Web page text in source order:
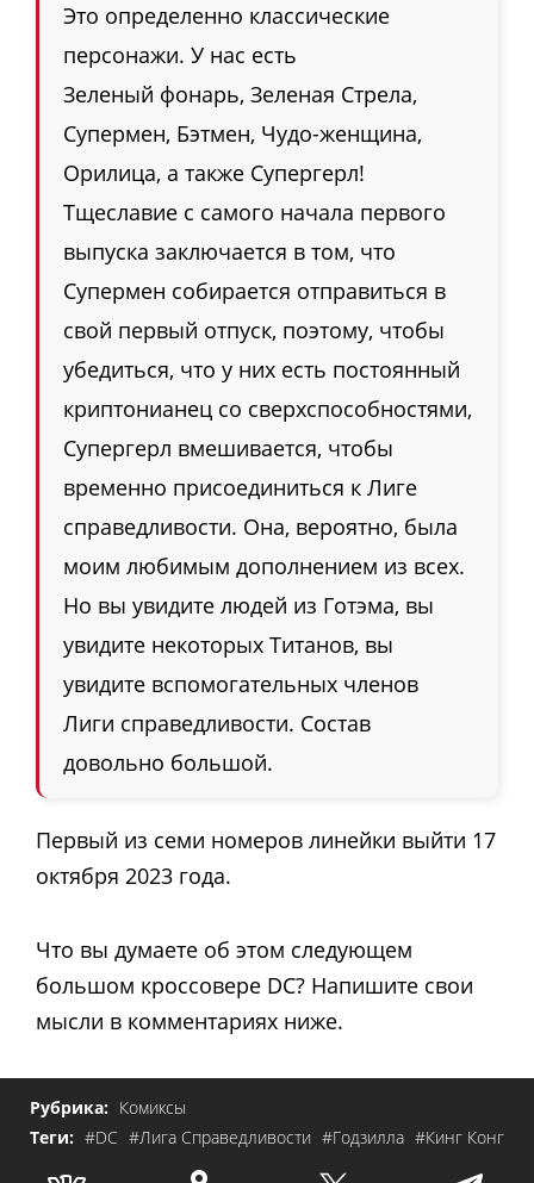
Это определенно классические
персонажи. У нас есть
Зеленый фонарь, Зеленая Стрела,
Супермен, Бэтмен, Чудо-женщина,
Орилица, а также Супергерл!
Тщеславие с самого начала первого
выпуска заключается в том, что
Супермен собирается отправиться в
свой первый отпуск, поэтому, чтобы
убедиться, что у них есть постоянный
криптонианец со сверхспособностями,
Супергерл вмешивается, чтобы
временно присоединиться к Лиге
справедливости. Она, вероятно, была
моим любимым дополнением из всех.
Но вы увидите людей из Готэма, вы
увидите некоторых Титанов, вы
увидите вспомогательных членов
Лиги справедливости. Состав
довольно большой.
Первый из семи номеров линейки выйти 17
октября 2023 года.
Что вы думаете об этом следующем
большом кроссовере DC? Напишите свои
мысли в комментариях ниже.
Рубрика: Комиксы
Теги: #DC #Лига Справедливости #Годзилла #Кинг Конг